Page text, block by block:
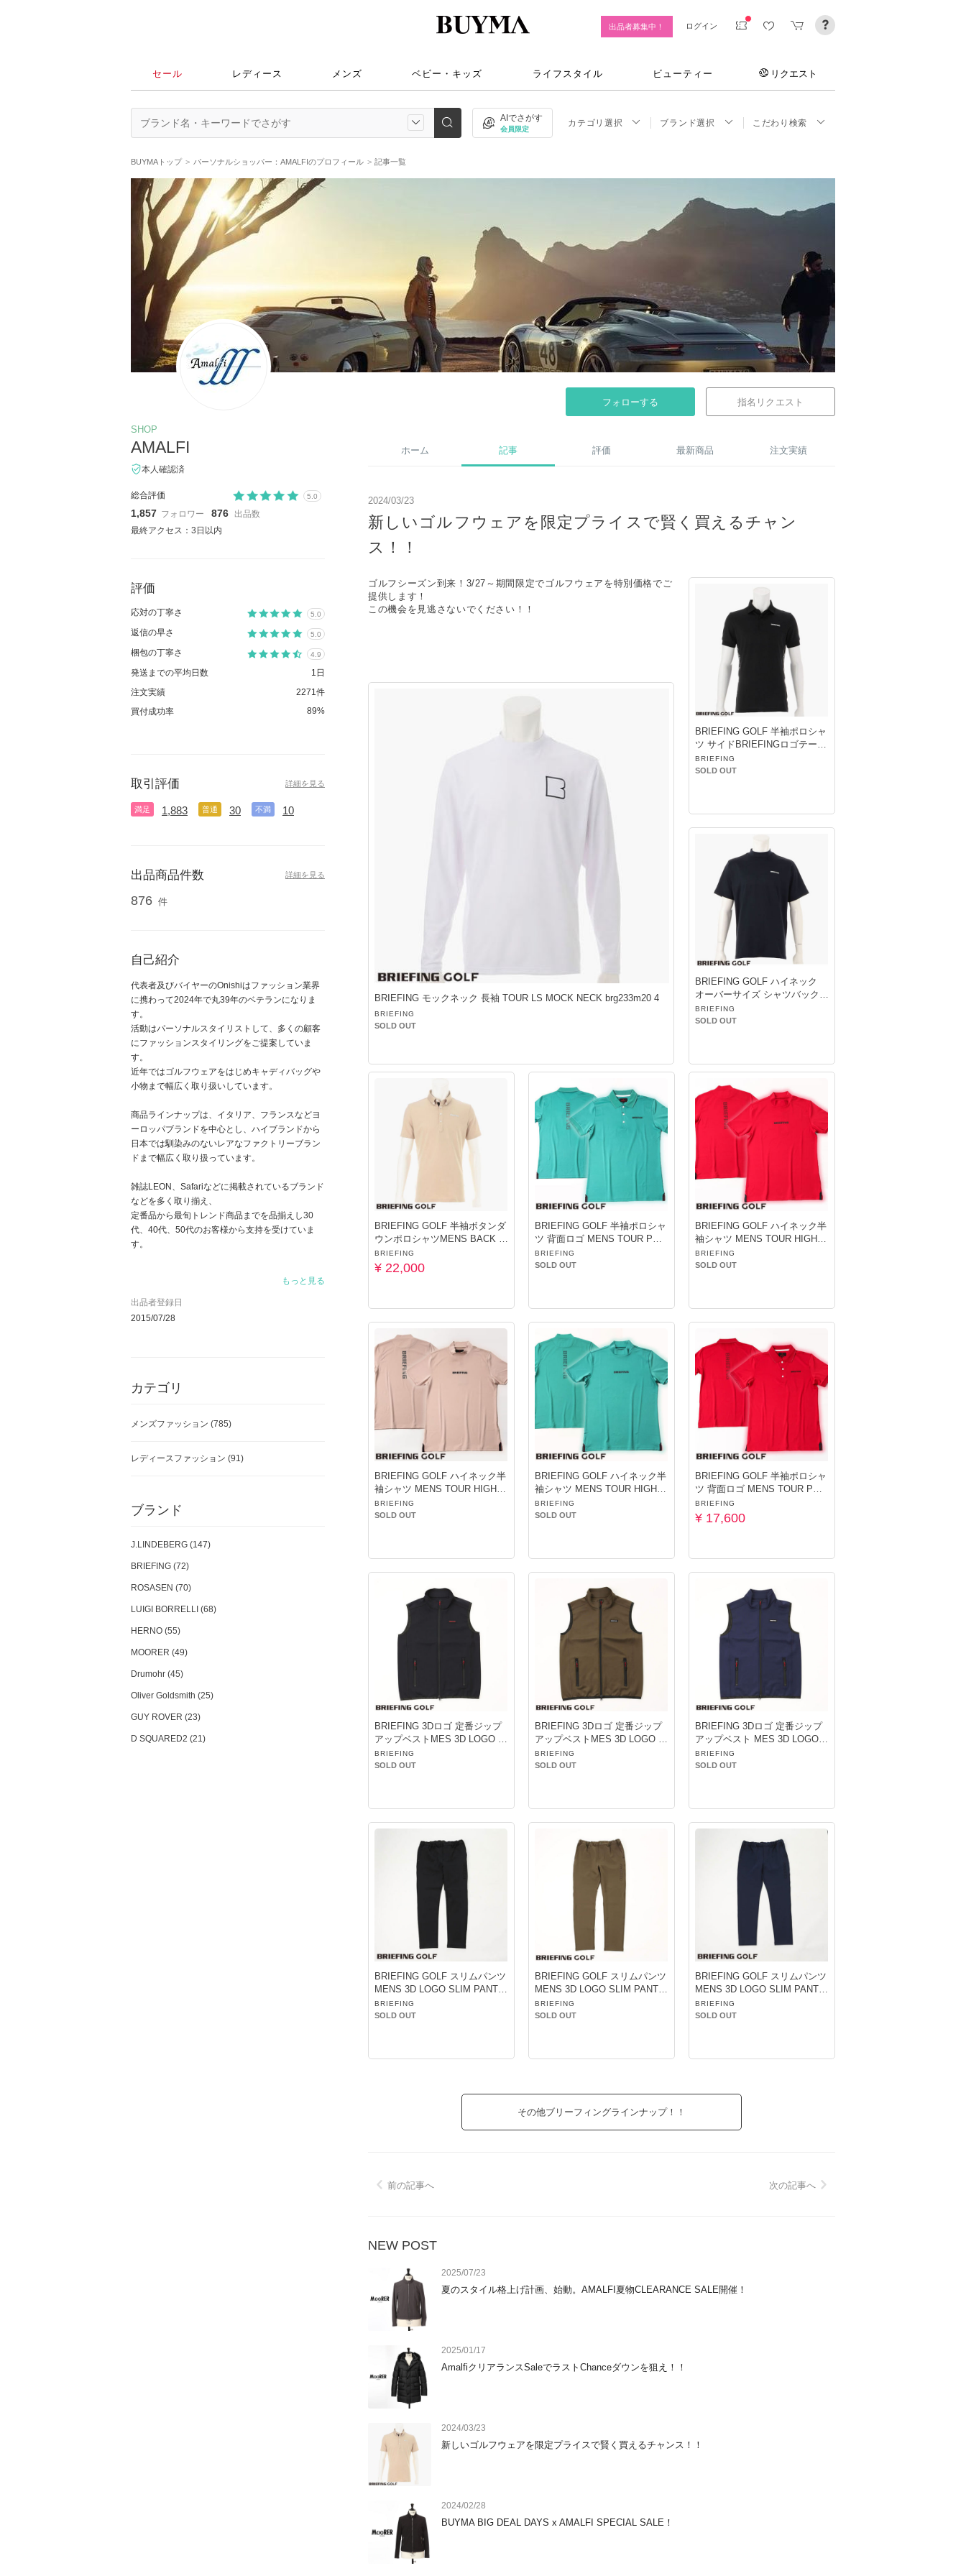
出品者募集中！ ログイン
セール レディース メンズ ベビー・キッズ ライフスタイル ビューティー リクエスト
AIでさがす
会員限定
カテゴリ選択 ブランド選択 こだわり検索
BUYMAトップ パーソナルショッパー：AMALFIのプロフィール 記事一覧
フォローする 指名リクエスト
SHOP
AMALFI
本人確認済
総合評価 5.0
1,857 フォロワー 876 出品数
最終アクセス：3日以内
評価
応対の丁寧さ 5.0
返信の早さ 5.0
梱包の丁寧さ 4.9
発送までの平均日数
1日
注文実績
2271件
買付成功率
89%
取引評価 詳細を見る
満足 1,883 普通 30 不満 10
出品商品件数 詳細を見る
876 件
自己紹介
代表者及びバイヤーのOnishiはファッション業界
に携わって2024年で丸39年のベテランになりま
す。
活動はパーソナルスタイリストして、多くの顧客
にファッションスタイリングをご提案していま
す。
近年ではゴルフウェアをはじめキャディバッグや
小物まで幅広く取り扱いしています。
商品ラインナップは、イタリア、フランスなどヨ
ーロッパブランドを中心とし、ハイブランドから
日本では馴染みのないレアなファクトリーブラン
ドまで幅広く取り扱っています。
雑誌LEON、Safariなどに掲載されているブランド
などを多く取り揃え、
定番品から最旬トレンド商品までを品揃えし30
代、40代、50代のお客様から支持を受けていま
す。
企業努力による価格の手頃さももちろんですが、
国内からの迅速な対応を致しますので、安心して
ご購入いただけます。
もっと見る
出品者登録日
2015/07/28
カテゴリ
メンズファッション (785)
レディースファッション (91)
ブランド
J.LINDEBERG (147)
BRIEFING (72)
ROSASEN (70)
LUIGI BORRELLI (68)
HERNO (55)
MOORER (49)
Drumohr (45)
Oliver Goldsmith (25)
GUY ROVER (23)
D SQUARED2 (21)
ホーム 記事 評価 最新商品 注文実績
2024/03/23
新しいゴルフウェアを限定プライスで賢く買えるチャン
ス！！
ゴルフシーズン到来！3/27～期間限定でゴルフウェアを特別価格でご
提供します！
この機会を見逃さないでください！！
BRIEFING モックネック 長袖 TOUR LS MOCK NECK brg233m20 4
色
BRIEFING
SOLD OUT
BRIEFING GOLF 半袖ポロシャ
ツ サイドBRIEFINGロゴテープ
BLACK
BRIEFING
SOLD OUT
BRIEFING GOLF ハイネック
オーバーサイズ シャツバックロ
ゴNAVY
BRIEFING
SOLD OUT
BRIEFING GOLF 半袖ボタンダ
ウンポロシャツMENS BACK LI
NE BEIGE
BRIEFING
¥ 22,000
BRIEFING GOLF 半袖ポロシャ
ツ 背面ロゴ MENS TOUR POL
O GREEN
BRIEFING
SOLD OUT
BRIEFING GOLF ハイネック半
袖シャツ MENS TOUR HIGH N
ECKレッド
BRIEFING
SOLD OUT
BRIEFING GOLF ハイネック半
袖シャツ MENS TOUR HIGH N
ECK BEIGE
BRIEFING
SOLD OUT
BRIEFING GOLF ハイネック半
袖シャツ MENS TOUR HIGH N
ECK GREEN
BRIEFING
SOLD OUT
BRIEFING GOLF 半袖ポロシャ
ツ 背面ロゴ MENS TOUR POL
O レッド
BRIEFING
¥ 17,600
BRIEFING 3Dロゴ 定番ジップ
アップベストMES 3D LOGO V
EST BLACK
BRIEFING
SOLD OUT
BRIEFING 3Dロゴ 定番ジップ
アップベストMES 3D LOGO V
EST OLIVE
BRIEFING
SOLD OUT
BRIEFING 3Dロゴ 定番ジップ
アップベスト MES 3D LOGO V
EST NAVY
BRIEFING
SOLD OUT
BRIEFING GOLF スリムパンツ
MENS 3D LOGO SLIM PANTS
BLACK
BRIEFING
SOLD OUT
BRIEFING GOLF スリムパンツ
MENS 3D LOGO SLIM PANTS
オリーブ
BRIEFING
SOLD OUT
BRIEFING GOLF スリムパンツ
MENS 3D LOGO SLIM PANTS
ネイビー
BRIEFING
SOLD OUT
その他ブリーフィングラインナップ！！
前の記事へ 次の記事へ
NEW POST
2025/07/23
夏のスタイル格上げ計画、始動。AMALFI夏物CLEARANCE SALE開催！
2025/01/17
AmalfiクリアランスSaleでラストChanceダウンを狙え！！
2024/03/23
新しいゴルフウェアを限定プライスで賢く買えるチャンス！！
2024/02/28
BUYMA BIG DEAL DAYS x AMALFI SPECIAL SALE！